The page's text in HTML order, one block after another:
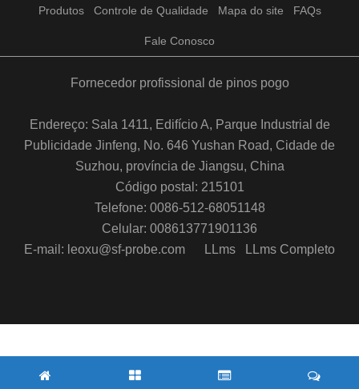
Produtos Controle de Qualidade Mapa do site FAQs
Fale Conosco
Fornecedor profissional de pinos pogo
Endereço: Sala 1411, Edifício A, Parque Industrial de
Publicidade Jinfeng, No. 646 Yushan Road, Cidade de
Suzhou, província de Jiangsu, China
Código postal: 215101
Telefone: 0086-512-68051148
Celular: 008613771901136
E-mail: leoxu@sf-probe.com
LLms LLms Completo